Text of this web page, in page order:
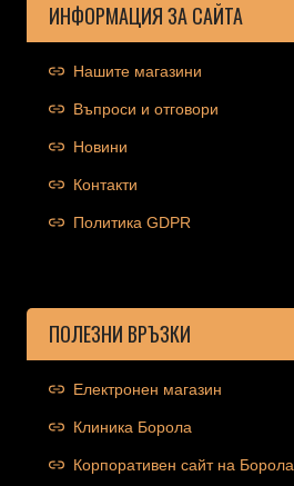
ИНФОРМАЦИЯ ЗА САЙТА
Нашите магазини
Въпроси и отговори
Новини
Контакти
Политика GDPR
ПОЛЕЗНИ ВРЪЗКИ
Електронен магазин
Клиника Борола
Корпоративен сайт на Борола